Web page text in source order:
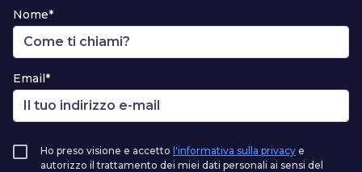
Nome*
Email*
Ho preso visione e accetto l'informativa sulla privacy e
autorizzo il trattamento dei miei dati personali ai sensi del